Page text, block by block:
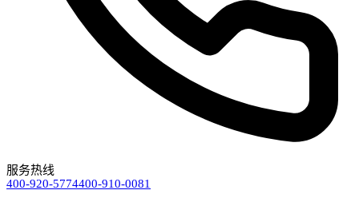
服务热线
400-920-5774400-910-0081